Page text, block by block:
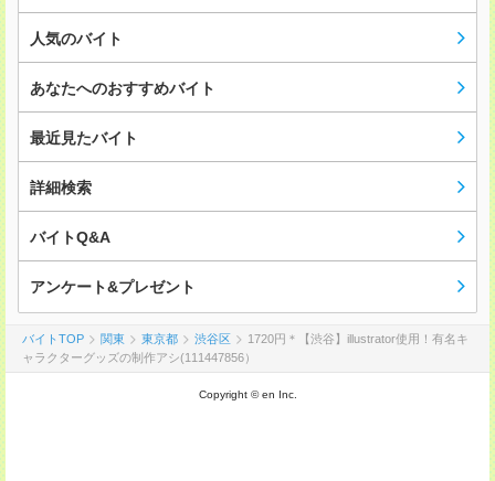
人気のバイト
あなたへのおすすめバイト
最近見たバイト
詳細検索
バイトQ&A
アンケート&プレゼント
バイトTOP 関東 東京都 渋谷区
1720円＊【渋谷】illustrator使用！有名キ
ャラクターグッズの制作アシ(111447856）
Copyright © en Inc.